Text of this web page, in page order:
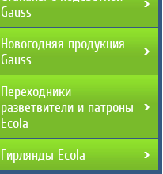
Gauss
Новогодняя продукция
Gauss
Переходники
разветвители и патроны
Ecola
Гирлянды Ecola